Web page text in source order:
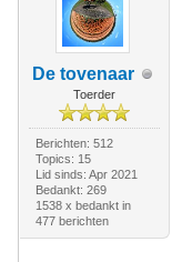
De tovenaar
Toerder
Berichten: 512
Topics: 15
Lid sinds: Apr 2021
Bedankt: 269
1538 x bedankt in
477 berichten